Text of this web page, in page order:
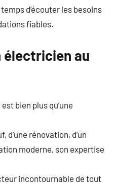
d’écouter les besoins
fiables.
électricien au
bien plus qu’une
d’une rénovation, d’un
moderne, son expertise
incontournable de tout